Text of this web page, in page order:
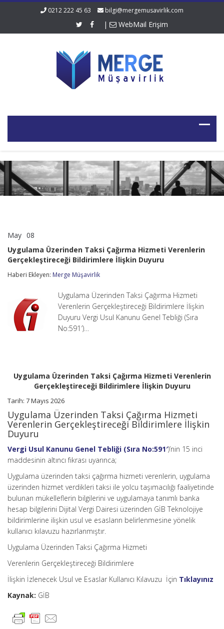
0212 222 45 63 bilgi@mergemusavirlik.com
| WebMail Erişim
May 08
Taksi
Çağırma
Verenlerin
Bildirimlere
İlişkin
Duyuru
Uygulama Üzerinden Taksi Çağırma Hizmeti Verenlerin
Gerçekleştireceği Bildirimlere İlişkin Duyuru
Haberi Ekleyen: Merge Müşavirlik
Uygulama Üzerinden Taksi Çağırma Hizmeti
Verenlerin Gerçekleştireceği Bildirimlere İlişkin
Duyuru Vergi Usul Kanunu Genel Tebliği (Sıra
No:591′)…
Uygulama Üzerinden Taksi Çağırma Hizmeti Verenlerin
Gerçekleştireceği Bildirimlere İlişkin Duyuru
Tarih: 7 Mayıs 2026
Uygulama Üzerinden Taksi Çağırma Hizmeti
Verenlerin Gerçekleştireceği Bildirimlere İlişkin
Duyuru
Vergi Usul Kanunu Genel Tebliği (Sıra No:591′)’nin 15 inci
maddesinin altıncı fıkrası uyarınca;
Uygulama üzerinden taksi çağırma hizmeti verenlerin, uygulama
üzerinden hizmet verdikleri taksi ile yolcu taşımacılığı faaliyetinde
bulunan mükelleflerin bilgilerini ve uygulamaya tanımlı banka
hesap bilgilerini Dijital Vergi Dairesi üzerinden GİB Teknolojiye
bildirimlerine ilişkin usul ve esasların belirlenmesine yönelik
kullanıcı kılavuzu hazırlanmıştır.
Uygulama Üzerinden Taksi Çağırma Hizmeti
Verenlerin Gerçekleştireceği Bildirimlere
İlişkin İzlenecek Usul ve Esaslar Kullanıcı Kılavuzu İçin Tıklayınız
Kaynak: GİB